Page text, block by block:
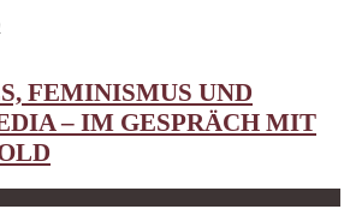
FEMINISMUS UND
– IM GESPRÄCH MIT